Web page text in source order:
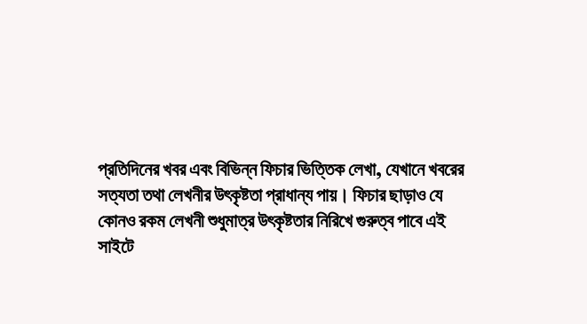
প্রতিদিনের খবর এবং বিভিন্ন ফিচার ভিত্তিক লেখা, যেখানে খবরের
সত্যতা তথা লেখনীর উৎকৃষ্টতা প্রাধান্য পায়। ফিচার ছাড়াও যে
কোনও রকম লেখনী শুধুমাত্র উৎকৃষ্টতার নিরিখে গুরুত্ব পাবে এই
সাইটে